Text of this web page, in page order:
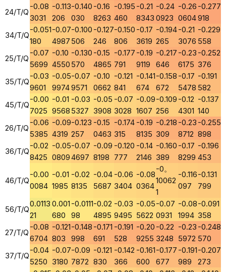
24/T/Q
-0.08
3031
-0.113
206
-0.140
030
-0.16
8263
-0.195
460
-0.21
8343
-0.24
0923
-0.26
0604
-0.277
918
34/T/Q
-0.051
180
-0.07
4987
-0.100
506
-0.127
246
-0.150
806
-0.17
3619
-0.194
265
-0.21
3076
-0.229
558
25/T/Q
-0.07
5699
-0.10
4550
-0.130
570
-0.15
4865
-0.177
791
-0.19
9119
-0.217
646
-0.23
6175
-0.252
376
35/T/Q
-0.03
9601
-0.05
9974
-0.07
9571
-0.10
0662
-0.121
841
-0.141
674
-0.158
672
-0.17
5478
-0.191
582
45/T/Q
-0.00
7025
-0.01
9568
-0.03
5327
-0.05
3908
-0.07
3028
-0.09
1607
-0.109
256
-0.12
4301
-0.137
140
26/T/Q
-0.06
5385
-0.09
4319
-0.123
257
-0.15
0463
-0.174
315
-0.19
8135
-0.218
309
-0.23
8712
-0.255
898
36/T/Q
-0.02
8425
-0.05
0809
-0.07
4697
-0.09
8198
-0.120
777
-0.14
2146
-0.160
389
-0.17
8299
-0.196
453
46/T/Q
-0.00
0084
-0.01
1985
-0.02
8135
-0.04
5687
-0.06
3404
-0.08
0364
-0。
10062
1
-0.116
097
-0.131
799
56/T/Q
0.0113
21
0.001
680
-0.0111
98
-0.02
4895
-0.03
9495
-0.05
5622
-0.07
0931
-0.08
1994
-0.091
358
27/T/Q
-0.08
6704
-0.121
803
-0.148
998
-0.171
691
-0.191
528
-0.20
9255
-0.22
3248
-0.23
5972
-0.248
570
37/T/Q
-0.04
5250
-0.07
3180
-0.09
7872
-0.121
830
-0.142
366
-0.161
600
-0.177
677
-0.191
989
-0.207
273